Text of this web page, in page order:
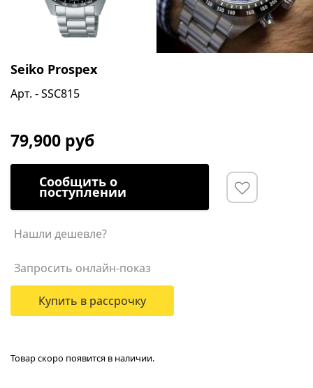
Seiko Prospex
Арт. - SSC815
79,900 руб
Сообщить о
поступлении
Нашли дешевле?
Запросить онлайн-показ
Купить в рассрочку
Товар скоро появится в наличии.